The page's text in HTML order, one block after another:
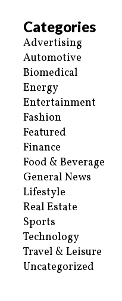
Categories
Advertising
Automotive
Biomedical
Energy
Entertainment
Fashion
Featured
Finance
Food & Beverage
General News
Lifestyle
Real Estate
Sports
Technology
Travel & Leisure
Uncategorized